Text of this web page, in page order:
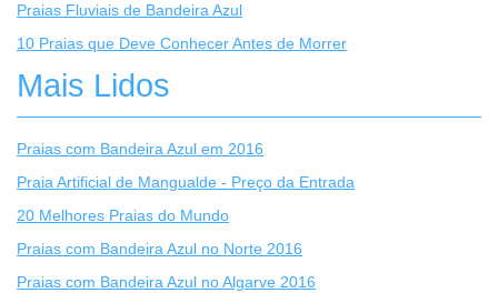
Praias Fluviais de Bandeira Azul
10 Praias que Deve Conhecer Antes de Morrer
Mais Lidos
Praias com Bandeira Azul em 2016
Praia Artificial de Mangualde - Preço da Entrada
20 Melhores Praias do Mundo
Praias com Bandeira Azul no Norte 2016
Praias com Bandeira Azul no Algarve 2016